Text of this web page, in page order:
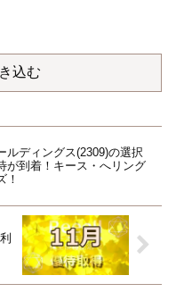
込む
ルディングス(2309)の選択
が到着！キース・へリング
！